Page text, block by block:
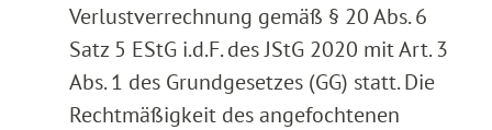
Verlustverrechnung gemäß § 20 Abs. 6
Satz 5 EStG i.d.F. des JStG 2020 mit Art. 3
Abs. 1 des Grundgesetzes (GG) statt. Die
Rechtmäßigkeit des angefochtenen